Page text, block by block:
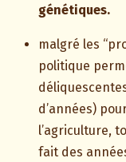
génétiques.
malgré les
politique
d’années)
l’agriculture,
fait des